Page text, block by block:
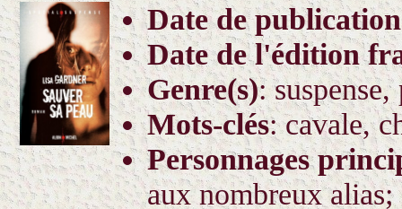
Date de
Date de l'édition
Genre(s):
Mots-clés: cavale,
Personnages
aux nombreux